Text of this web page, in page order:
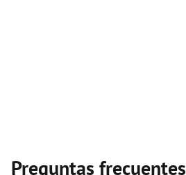
Preguntas frecuentes